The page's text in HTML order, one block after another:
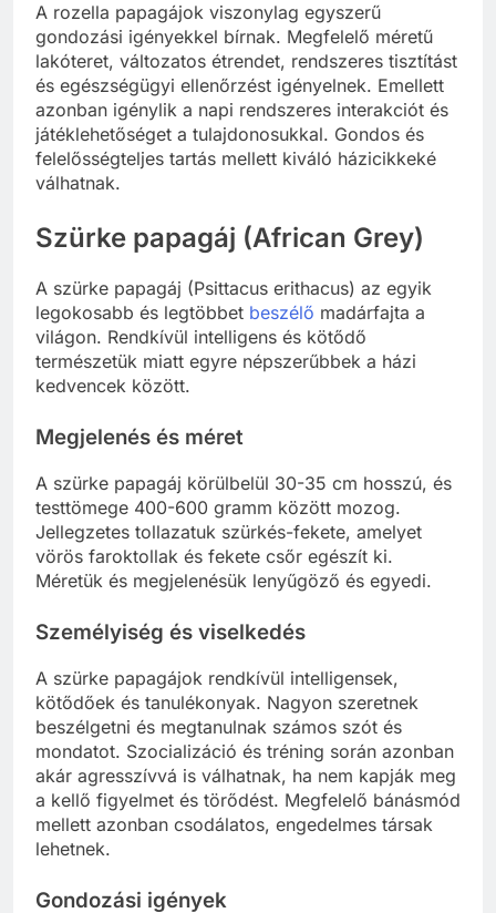
A rozella papagájok viszonylag egyszerű
gondozási igényekkel bírnak. Megfelelő méretű
lakóteret, változatos étrendet, rendszeres tisztítást
és egészségügyi ellenőrzést igényelnek. Emellett
azonban igénylik a napi rendszeres interakciót és
játéklehetőséget a tulajdonosukkal. Gondos és
felelősségteljes tartás mellett kiváló házicikkeké
válhatnak.
Szürke papagáj (African Grey)
A szürke papagáj (Psittacus erithacus) az egyik
legokosabb és legtöbbet beszélő madárfajta a
világon. Rendkívül intelligens és kötődő
természetük miatt egyre népszerűbbek a házi
kedvencek között.
Megjelenés és méret
A szürke papagáj körülbelül 30-35 cm hosszú, és
testtömege 400-600 gramm között mozog.
Jellegzetes tollazatuk szürkés-fekete, amelyet
vörös faroktollak és fekete csőr egészít ki.
Méretük és megjelenésük lenyűgöző és egyedi.
Személyiség és viselkedés
A szürke papagájok rendkívül intelligensek,
kötődőek és tanulékonyak. Nagyon szeretnek
beszélgetni és megtanulnak számos szót és
mondatot. Szocializáció és tréning során azonban
akár agresszívvá is válhatnak, ha nem kapják meg
a kellő figyelmet és törődést. Megfelelő bánásmód
mellett azonban csodálatos, engedelmes társak
lehetnek.
Gondozási igények